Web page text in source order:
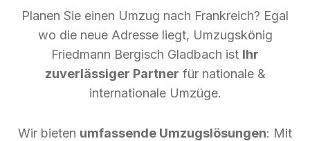
Planen Sie einen Umzug nach Frankreich? Egal
wo die neue Adresse liegt, Umzugskönig
Friedmann Bergisch Gladbach ist Ihr
zuverlässiger Partner für nationale &
internationale Umzüge.
Wir bieten umfassende Umzugslösungen: Mit